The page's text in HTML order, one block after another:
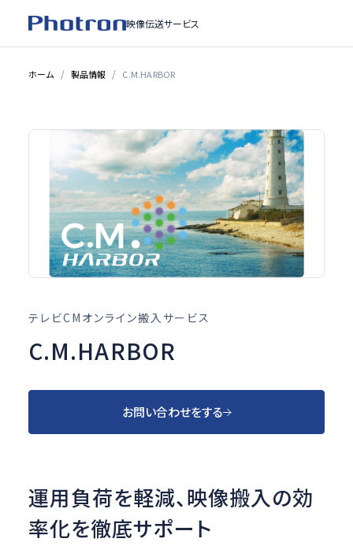
映像伝送サービス
ホーム 製品情報 C.M.HARBOR
テレビCMオンライン搬入サービス
C.M.HARBOR
お問い合わせをする
運用負荷を軽減、映像搬入の効
率化を徹底サポート